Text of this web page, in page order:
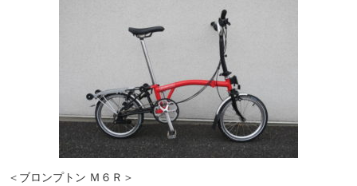
＜ブロンプトン Ｍ６Ｒ＞